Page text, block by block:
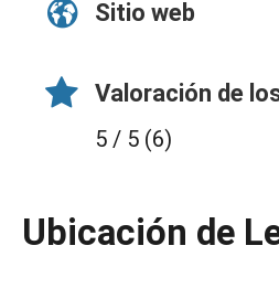
Sitio web
Valoración de
5 / 5 (6)
Ubicación de